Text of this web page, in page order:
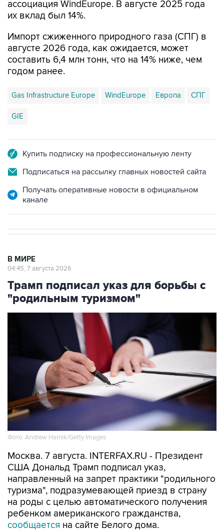
ассоциация WindEurope. В августе 2025 года
их вклад был 14%.
Импорт сжиженного природного газа (СПГ) в
августе 2026 года, как ожидается, может
составить 6,4 млн тонн, что на 14% ниже, чем
годом ранее.
Gas Infrastructure Europe WindEurope Европа СПГ
GIE
Купить подписку на профессиональную ленту
Подписаться на рассылку главных новостей сайта
Получать оперативные новости в официальном
канале
В МИРЕ
04:45, 7 августа 2026
Трамп подписал указ для борьбы с
"родильным туризмом"
Фото: Andrew Harnik/Getty Images
Москва. 7 августа. INTERFAX.RU - Президент
США Дональд Трамп подписал указ,
направленный на запрет практики "родильного
туризма", подразумевающей приезд в страну
на роды с целью автоматического получения
ребенком американского гражданства,
сообщается на сайте Белого дома.